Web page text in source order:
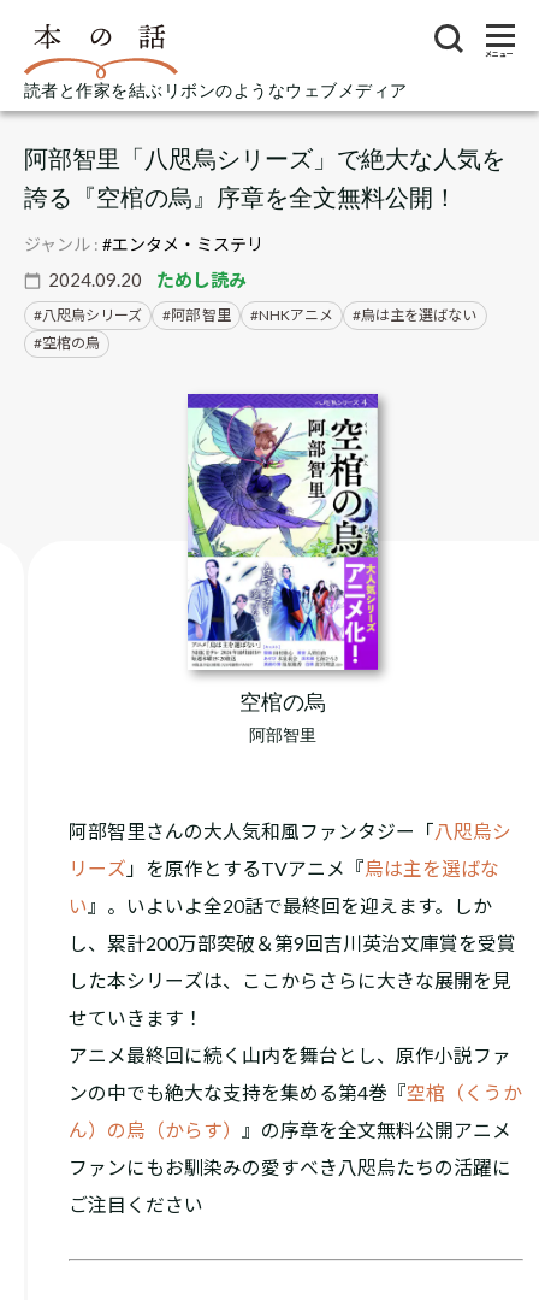
読者と作家を結ぶリボンのようなウェブメディア
メニュー
阿部智里「八咫烏シリーズ」で絶大な人気を
誇る『空棺の烏』序章を全文無料公開！
2024.09.20 ためし読み
八咫烏シリーズ 阿部 智里 NHKアニメ
烏は主を選ばない
空棺の烏
ジャンル : #エンタメ・ミステリ
空棺の烏
阿部智里
阿部智里さんの大人気和風ファンタジー「八咫烏シ
リーズ 」を原作とするTVアニメ『烏は主を選ばな
い 』。いよいよ全20話で最終回を迎えます。しか
し、累計200万部突破＆第9回吉川英治文庫賞を受賞
した本シリーズは、ここからさらに大きな展開を見
せていきます！
アニメ最終回に続く山内を舞台とし、原作小説ファ
ンの中でも絶大な支持を集める第4巻『空棺（くうか
ん）の烏（からす）
』の序章を全文無料公開――アニメ
ファンにもお馴染みの愛すべき八咫烏たちの活躍に
ご注目ください